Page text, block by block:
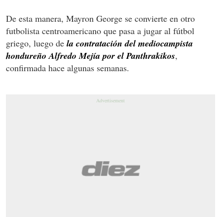
De esta manera, Mayron George se convierte en otro
futbolista centroamericano que pasa a jugar al fútbol
griego, luego de la contratación del mediocampista
hondureño Alfredo Mejía por el Panthrakikos,
confirmada hace algunas semanas.